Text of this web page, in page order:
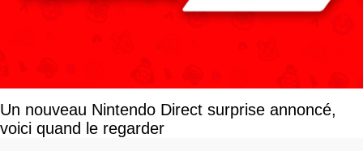
Un nouveau Nintendo Direct surprise annoncé,
voici quand le regarder